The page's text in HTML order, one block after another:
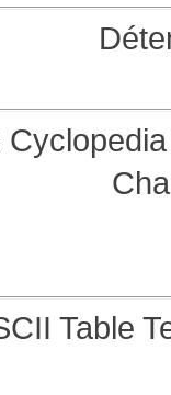
Table